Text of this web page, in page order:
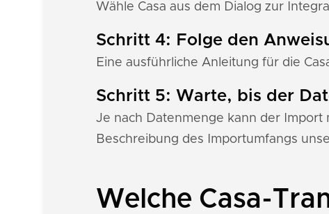
Wähle Casa aus dem Dialog zur
Schritt 4: Folge den
Eine ausführliche Anleitung für die
Schritt 5: Warte, bis der
Je nach Datenmenge kann der
Beschreibung des Importumfangs
Welche Casa-